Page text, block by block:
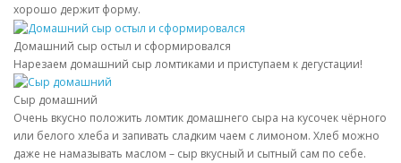
хорошо держит форму.
Домашний сыр остыл и сформировался
Нарезаем домашний сыр ломтиками и приступаем к дегустации!
Сыр домашний
Очень вкусно положить ломтик домашнего сыра на кусочек чёрного
или белого хлеба и запивать сладким чаем с лимоном. Хлеб можно
даже не намазывать маслом – сыр вкусный и сытный сам по себе.